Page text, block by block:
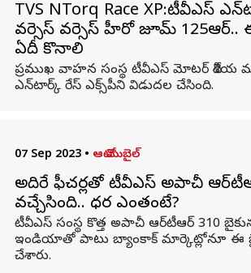
TVS NTorq Race XP:టీవీఎస్
వర్సెస్ వర్సెస్ హీరో జూమ్ 125ఆర్..
ఏదీ కొనాలి
ప్రముఖ వాహన సంస్థ టీవీఎస్ మోటర్ దేశీయ
ఎన్‌టార్క్ రేస్ ఎక్స్‌పీ‌ని విడుదల చేసింది.
07 Sep 2023 • ఆటో మొబైల్
అదిరే ఫీచర్లతో టీవీఎస్ అపాచీ
వచ్చేసింది.. ధర ఎంతంటే?
టీవీఎస్ సంస్థ కొత్త అపాచీ ఆర్‌టీఆర్ 310
ఇండియాతో పాటు బ్యాంకాక్ మార్కెట్లోనూ ఈ
చేశారు.